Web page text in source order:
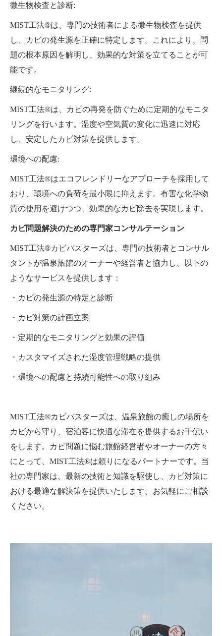
微生物検査と診断:
MIST工法®は、専門の技術者による微生物検査を提供
し、カビの発生源を正確に特定します。これにより、問
題の根本原因を解明し、効果的な対策を立てることが可
能です。
継続的なモニタリング:
MIST工法®は、カビの再発を防ぐために定期的なモニタ
リングを行います。湿度や空気質の変化に迅速に対応
し、安定したカビ対策を提供します。
環境への配慮:
MIST工法®はエコフレンドリーなアプローチを採用して
おり、環境への負荷を最小限に抑えます。有害な化学物
質の使用を避けつつ、効果的なカビ除去を実現します。
カビ問題解決のための専門家コンサルテーション
MIST工法®カビバスターズは、専門の技術者とコンサル
タントが温泉旅館のオーナーや経営者と協力し、以下の
ようなサービスを提供します：
・カビの発生源の特定と診断
・カビ対策の計画立案
・定期的なモニタリングと効果の評価
・カスタマイズされた湿度管理戦略の提供
・環境への配慮と持続可能性への取り組み
MIST工法®カビバスターズは、温泉旅館の癒しの場所を
カビから守り、宿泊客に快適な滞在を提供するお手伝い
をします。カビ問題に悩む旅館経営者やオーナーの方々
にとって、MIST工法®は頼りになるパートナーです。当
社の専門家は、最新の技術と知識を駆使し、カビ対策に
おける最適な解決策を提供いたします。お気軽にご相談
ください。